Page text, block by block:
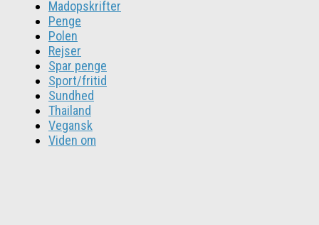
Madopskrifter
Penge
Polen
Rejser
Spar penge
Sport/fritid
Sundhed
Thailand
Vegansk
Viden om